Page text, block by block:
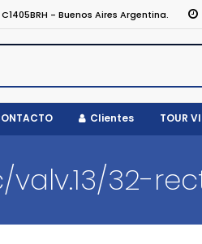
- Buenos Aires Argentina.
Clientes TOUR
32-